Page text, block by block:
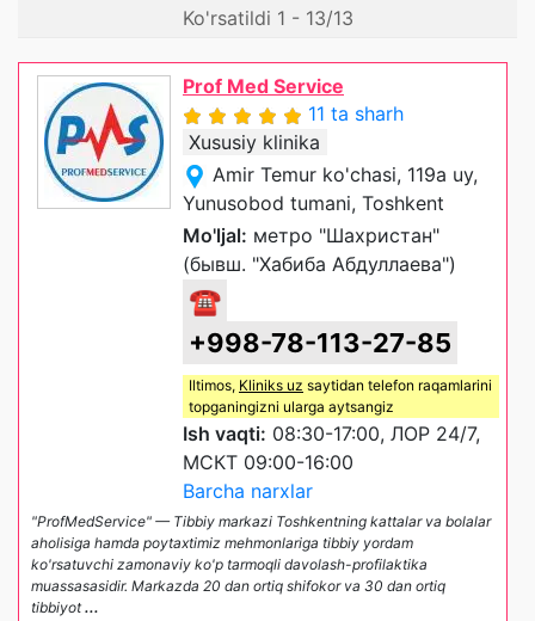
Ko'rsatildi 1 - 13/13
Prof Med Service
11 ta sharh
Xususiy klinika
Amir Temur ko'chasi, 119a uy,
Yunusobod tumani, Toshkent
Mo'ljal: метро "Шахристан"
(бывш. "Хабиба Абдуллаева")
☎
+998-78-113-27-85
Iltimos, Kliniks uz saytidan telefon raqamlarini
topganingizni ularga aytsangiz
Ish vaqti: 08:30-17:00, ЛОР 24/7,
МСКТ 09:00-16:00
Barcha narxlar
"ProfMedService" — Tibbiy markazi Toshkentning kattalar va bolalar
aholisiga hamda poytaxtimiz mehmonlariga tibbiy yordam
ko'rsatuvchi zamonaviy ko'p tarmoqli davolash-profilaktika
muassasasidir. Markazda 20 dan ortiq shifokor va 30 dan ortiq
tibbiyot...